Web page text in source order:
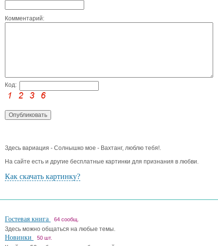
Комментарий:
Код:
Здесь вариация - Солнышко мое - Вахтанг, люблю тебя!.
На сайте есть и другие бесплатные картинки для признания в любви.
Как скачать картинку?
Гостевая книга 64 сообщ.
Здесь можно общаться на любые темы.
Новинки 50 шт.